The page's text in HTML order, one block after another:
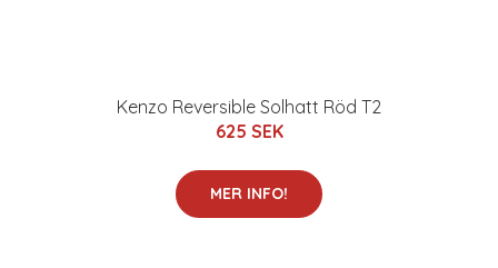
Kenzo Reversible Solhatt Röd T2
625 SEK
MER INFO!